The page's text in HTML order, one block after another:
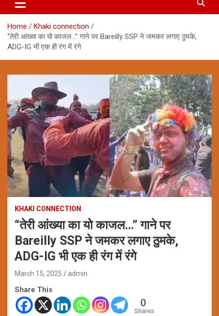
Home
Khaki connection
“तेरी आंख्या का यो काजल…” गाने पर Bareilly SSP ने जमकर लगाए ठुमके,
ADG-IG भी एक ही रंग में रंगे
KHAKI CONNECTION
“तेरी आंख्या का यो काजल…” गाने पर
Bareilly SSP ने जमकर लगाए ठुमके,
ADG-IG भी एक ही रंग में रंगे
March 15, 2025 admin
Share This
0
Shares